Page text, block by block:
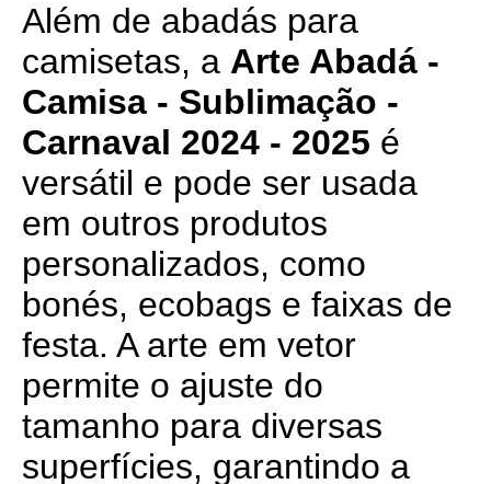
Além de abadás para
camisetas, a Arte Abadá -
Camisa - Sublimação -
Carnaval 2024 - 2025 é
versátil e pode ser usada
em outros produtos
personalizados, como
bonés, ecobags e faixas de
festa. A arte em vetor
permite o ajuste do
tamanho para diversas
superfícies, garantindo a